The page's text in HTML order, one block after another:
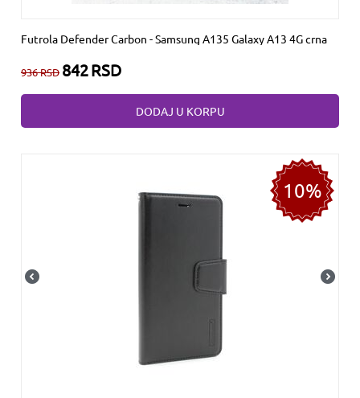
Futrola Defender Carbon - Samsung A135 Galaxy A13 4G crna
936RSD 842RSD
DODAJ U KORPU
10%